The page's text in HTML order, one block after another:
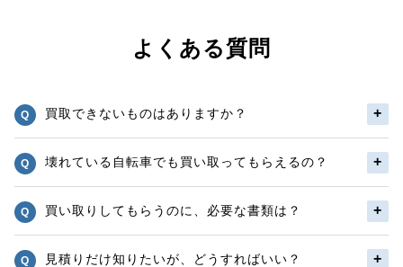
よくある質問
買取できないものはありますか？
壊れている自転車でも買い取ってもらえるの？
買い取りしてもらうのに、必要な書類は？
見積りだけ知りたいが、どうすればいい？